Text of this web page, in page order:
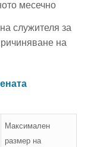
месечно
служителя за
на
Максимален
размер на